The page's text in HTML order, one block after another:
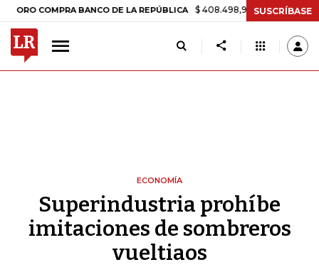
COMPRA BANCO DE LA REPÚBLICA $ 408.498,97 +$ 8.753,81 +2,19%
SUSCRÍBASE
ECONOMÍA
Superindustria prohíbe
imitaciones de sombreros
vueltiaos